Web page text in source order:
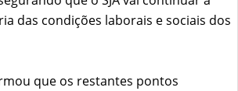
das condições laborais e sociais dos
que os restantes pontos